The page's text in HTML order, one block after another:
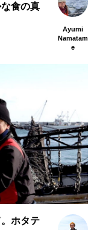
食の真
Ayumi
Namatam
e
ホタテ